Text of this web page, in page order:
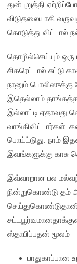
துன்புறுத்தி
விடுதலையாகி
கொடுத்து விட்டால்
தொழில்செய்யும்
சிகரெட்டால் சுட்டு
நானும்
இதெல்லாம்
இல்லாட்டி ஏதாவது
வாங்கிவிட்டார்கள்.
பொய்ட்டுது. நாம்
இவங்களுக்கு காசு
இவ்வாறான பல
நின்றுகொண்டு தம்
ஸ்தாபிப்பதன் மூலம்
பாதுகாப்பான